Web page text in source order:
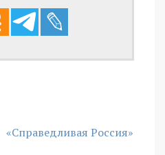
«Справедливая Россия»